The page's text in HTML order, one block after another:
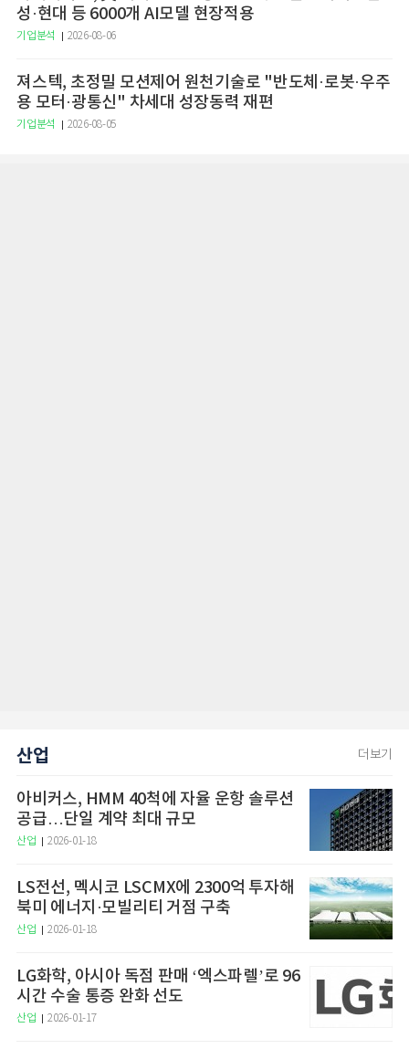
성·현대 등 6000개 AI모델 현장적용
기업분석 2026-08-06
져스텍, 초정밀 모션제어 원천기술로 "반도체·로봇·우주
용 모터·광통신" 차세대 성장동력 재편
기업분석 2026-08-05
산업 더보기
아비커스, HMM 40척에 자율 운항 솔루션
공급…단일 계약 최대 규모
산업 2026-01-18
LS전선, 멕시코 LSCMX에 2300억 투자해
북미 에너지·모빌리티 거점 구축
산업 2026-01-18
LG화학, 아시아 독점 판매 ‘엑스파렐’로 96
시간 수술 통증 완화 선도
산업 2026-01-17